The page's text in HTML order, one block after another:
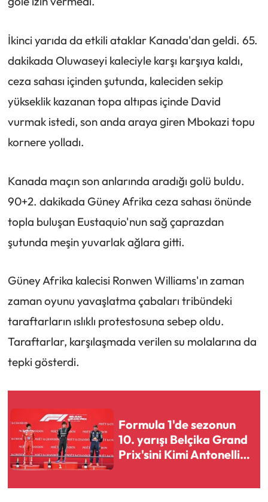
İkinci yarıda da etkili ataklar Kanada'dan geldi. 65.
dakikada Oluwaseyi kaleciyle karşı karşıya kaldı,
ceza sahası içinden şutunda, kaleciden sekip
yükseklik kazanan topa altıpas içinde David
vurmak istedi, son anda araya giren Mbokazi topu
kornere yolladı.
Kanada maçın son anlarında aradığı golü buldu.
90+2. dakikada Güney Afrika ceza sahası önünde
topla buluşan Eustaquio'nun sağ çaprazdan
şutunda meşin yuvarlak ağlara gitti.
Güney Afrika kalecisi Ronwen Williams'ın zaman
zaman oyunu yavaşlatma çabaları tribündeki
taraftarların ıslıklı protestosuna sebep oldu.
Taraftarlar, karşılaşmada verilen su molalarına da
tepki gösterdi.
Formula 1'de sezonun
10. yarışı Belçika Grand
Prix'sini Kimi Antonelli